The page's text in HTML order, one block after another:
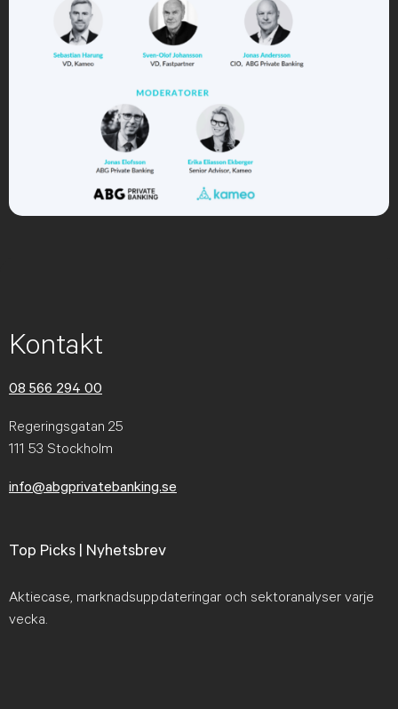
Kontakt
08 566 294 00
Regeringsgatan 25
111 53 Stockholm
info@abgprivatebanking.se
Top Picks | Nyhetsbrev
Aktiecase, marknadsuppdateringar och sektoranalyser varje
vecka.